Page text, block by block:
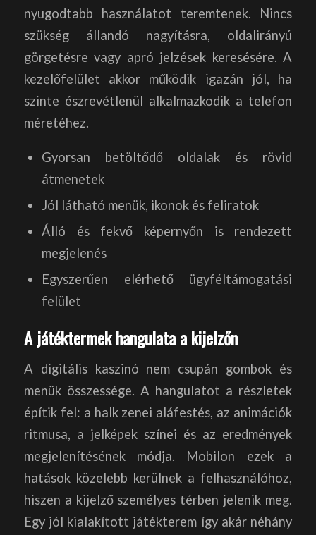
nyugodtabb használatot teremtenek. Nincs
szükség állandó nagyításra, oldalirányú
görgetésre vagy apró jelzések keresésére. A
kezelőfelület akkor működik igazán jól, ha
szinte észrevétlenül alkalmazkodik a telefon
méretéhez.
Gyorsan betöltődő oldalak és rövid
átmenetek
Jól látható menük, ikonok és feliratok
Álló és fekvő képernyőn is rendezett
megjelenés
Egyszerűen elérhető ügyféltámogatási
felület
A játéktermek hangulata a kijelzőn
A digitális kaszinó nem csupán gombok és
menük összessége. A hangulatot a részletek
építik fel: a halk zenei aláfestés, az animációk
ritmusa, a jelképek színei és az eredmények
megjelenítésének módja. Mobilon ezek a
hatások közelebb kerülnek a felhasználóhoz,
hiszen a kijelző személyes térben jelenik meg.
Egy jól kialakított játékterem így akár néhány